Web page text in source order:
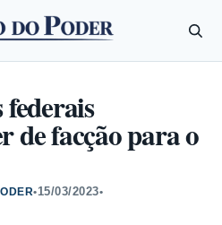
de facção para o
•15/03/2023•